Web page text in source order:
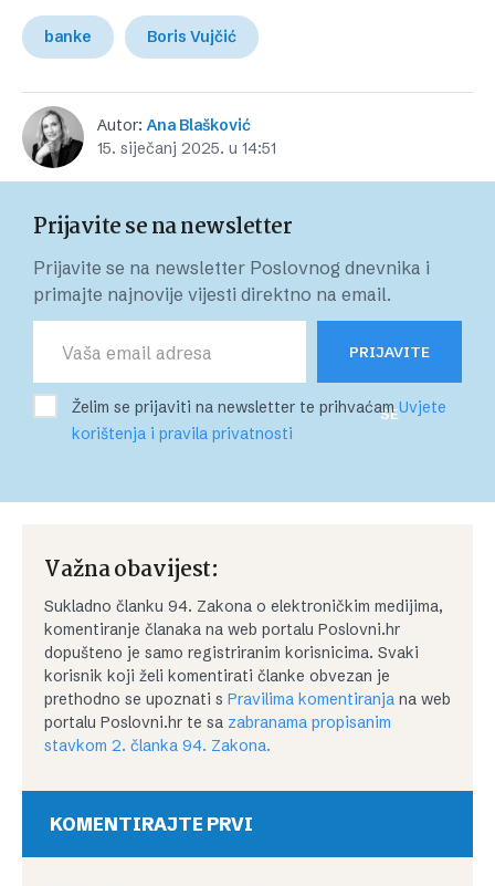
banke Boris Vujčić
Autor:Ana Blašković
15. siječanj 2025. u 14:51
Prijavite se na newsletter
Prijavite se na newsletter Poslovnog dnevnika i
primajte najnovije vijesti direktno na email.
PRIJAVITE
SE
Želim se prijaviti na newsletter te prihvaćamUvjete
korištenja i pravila privatnosti
Važna obavijest:
Sukladno članku 94. Zakona o elektroničkim medijima,
komentiranje članaka na web portalu Poslovni.hr
dopušteno je samo registriranim korisnicima. Svaki
korisnik koji želi komentirati članke obvezan je
prethodno se upoznati s Pravilima komentiranja na web
portalu Poslovni.hr te sa zabranama propisanim
stavkom 2. članka 94. Zakona.
KOMENTIRAJTE PRVI